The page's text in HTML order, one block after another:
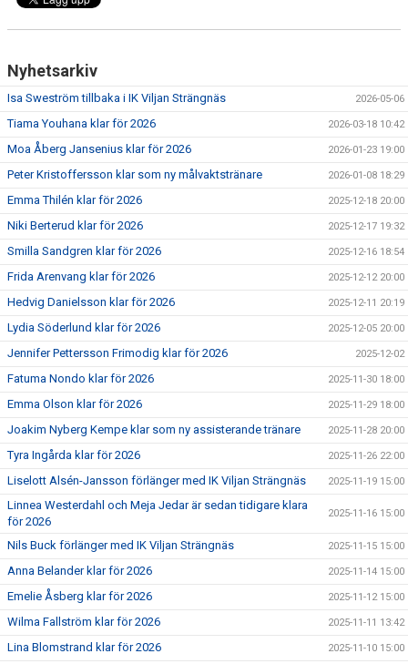
Nyhetsarkiv
Isa Sweström tillbaka i IK Viljan Strängnäs 2026-05-06
Tiama Youhana klar för 2026 2026-03-18 10:42
Moa Åberg Jansenius klar för 2026 2026-01-23 19:00
Peter Kristoffersson klar som ny målvaktstränare 2026-01-08 18:29
Emma Thilén klar för 2026 2025-12-18 20:00
Niki Berterud klar för 2026 2025-12-17 19:32
Smilla Sandgren klar för 2026 2025-12-16 18:54
Frida Arenvang klar för 2026 2025-12-12 20:00
Hedvig Danielsson klar för 2026 2025-12-11 20:19
Lydia Söderlund klar för 2026 2025-12-05 20:00
Jennifer Pettersson Frimodig klar för 2026 2025-12-02
Fatuma Nondo klar för 2026 2025-11-30 18:00
Emma Olson klar för 2026 2025-11-29 18:00
Joakim Nyberg Kempe klar som ny assisterande tränare 2025-11-28 20:00
Tyra Ingårda klar för 2026 2025-11-26 22:00
Liselott Alsén-Jansson förlänger med IK Viljan Strängnäs 2025-11-19 15:00
Linnea Westerdahl och Meja Jedar är sedan tidigare klara
för 2026
2025-11-16 15:00
Nils Buck förlänger med IK Viljan Strängnäs 2025-11-15 15:00
Anna Belander klar för 2026 2025-11-14 15:00
Emelie Åsberg klar för 2026 2025-11-12 15:00
Wilma Fallström klar för 2026 2025-11-11 13:42
Lina Blomstrand klar för 2026 2025-11-10 15:00